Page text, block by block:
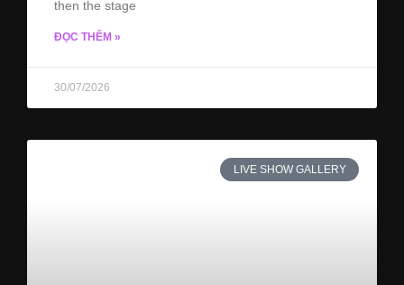
then the stage
ĐỌC THÊM »
30/07/2026
LIVE SHOW GALLERY